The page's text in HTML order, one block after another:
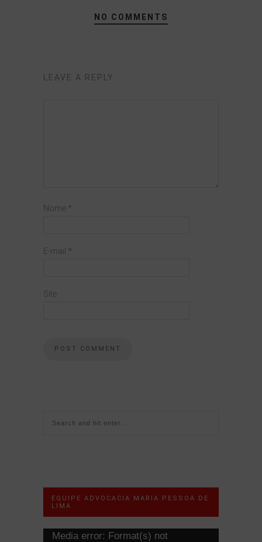
NO COMMENTS
LEAVE A REPLY
Nome *
E-mail *
Site
EQUIPE ADVOCACIA MARIA PESSOA DE
LIMA
Tocador
Media error: Format(s) not